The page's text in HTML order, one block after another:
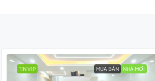
TIN VIP MUA BÁN NHÀ MỚI